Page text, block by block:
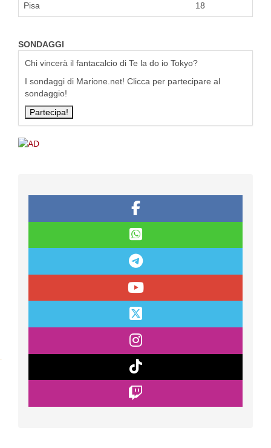
Pisa 18
SONDAGGI
Chi vincerà il fantacalcio di Te la do io Tokyo?
I sondaggi di Marione.net! Clicca per partecipare al
sondaggio!